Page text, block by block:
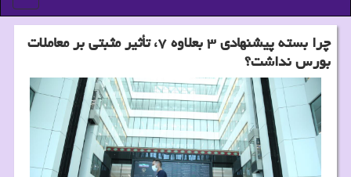
چرا بسته پیشنهادی ۳ بعلاوه ۷، تأثیر مثبتی بر معاملات
بورس نداشت؟